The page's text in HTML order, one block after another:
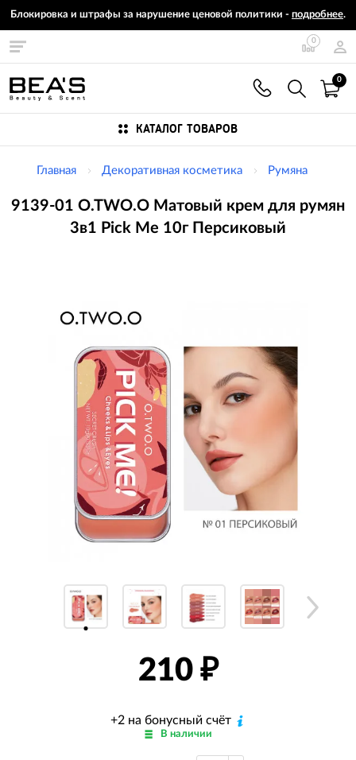
Блокировка и штрафы за нарушение ценовой политики - подробнее.
0
0
КАТАЛОГ ТОВАРОВ
Главная Декоративная косметика Румяна
9139-01 O.TWO.O Матовый крем для румян
3в1 Pick Me 10г Персиковый
210 ₽
+2 на бонусный счёт
В наличии